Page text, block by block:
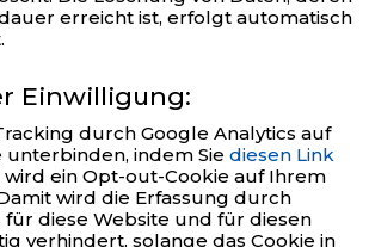
erreicht ist, erfolgt automatisch
Einwilligung:
durch Google Analytics auf
indem Sie diesen Link
wird ein Opt-out-Cookie auf Ihrem
wird die Erfassung durch
für diese Website und für diesen
verhindert, solange das Cookie in